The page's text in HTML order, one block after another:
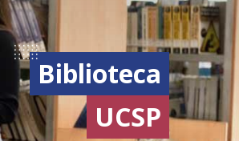
Biblioteca
UCSP